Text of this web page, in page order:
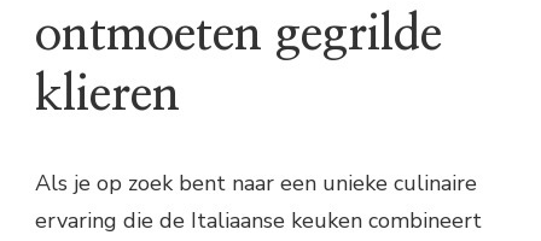
ontmoeten gegrilde
klieren
Als je op zoek bent naar een unieke culinaire
ervaring die de Italiaanse keuken combineert